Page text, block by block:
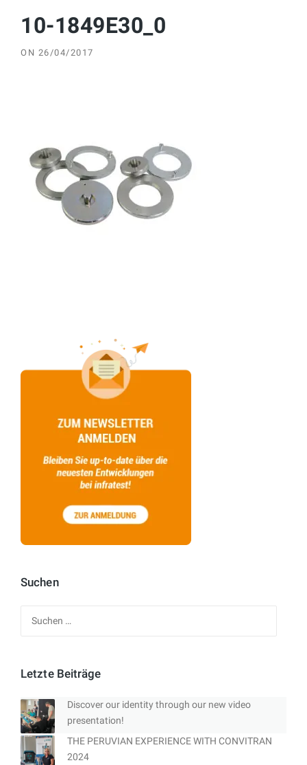
10-1849E30_0
ON 26/04/2017
Suchen
Letzte Beiträge
Discover our identity through our new video
presentation!
THE PERUVIAN EXPERIENCE WITH CONVITRAN
2024